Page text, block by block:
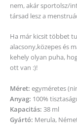
nem, akár sportolsz/
társad lesz a
Ha már kicsit többet
alacsony,közepes és
kehely olyan puha,
ott van :)!
Méret: egyméretes
Anyag: 100%
Kapacitás: 38 ml
Gyártó: Merula,